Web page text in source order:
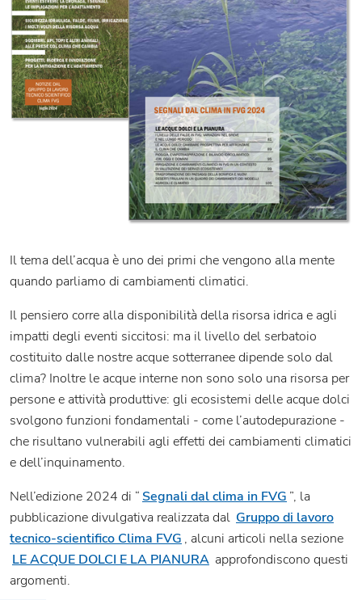
Il tema dell’acqua è uno dei primi che vengono alla mente
quando parliamo di cambiamenti climatici.
Il pensiero corre alla disponibilità della risorsa idrica e agli
impatti degli eventi siccitosi: ma il livello del serbatoio
costituito dalle nostre acque sotterranee dipende solo dal
clima? Inoltre le acque interne non sono solo una risorsa per
persone e attività produttive: gli ecosistemi delle acque dolci
svolgono funzioni fondamentali - come l’autodepurazione -
che risultano vulnerabili agli effetti dei cambiamenti climatici
e dell’inquinamento.
Nell’edizione 2024 di “ Segnali dal clima in FVG ”, la
pubblicazione divulgativa realizzata dal Gruppo di lavoro
tecnico-scientifico Clima FVG , alcuni articoli nella sezione
LE ACQUE DOLCI E LA PIANURA approfondiscono questi
argomenti.